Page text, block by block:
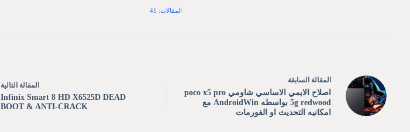
المقالات: 41
المقالة السابقة
اصلاح الايمي الاساسي شاومي poco x5 pro
5g redwood بواسطه AndroidWin مع
امكانيه التحديث او الفورمات
المقالة التالية
Infinix Smart 8 HD X6525D DEAD
BOOT & ANTI-CRACK